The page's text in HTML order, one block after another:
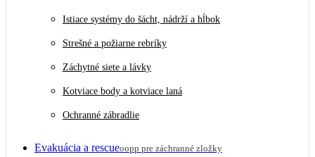
Istiace systémy do šácht, nádrží a hĺbok
Strešné a požiarne rebríky
Záchytné siete a lávky
Kotviace body a kotviace laná
Ochranné zábradlie
Evakuácia a rescueoopp pre záchranné zložky